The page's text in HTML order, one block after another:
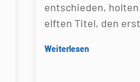
entschieden,
elften Titel, den
Weiterlesen